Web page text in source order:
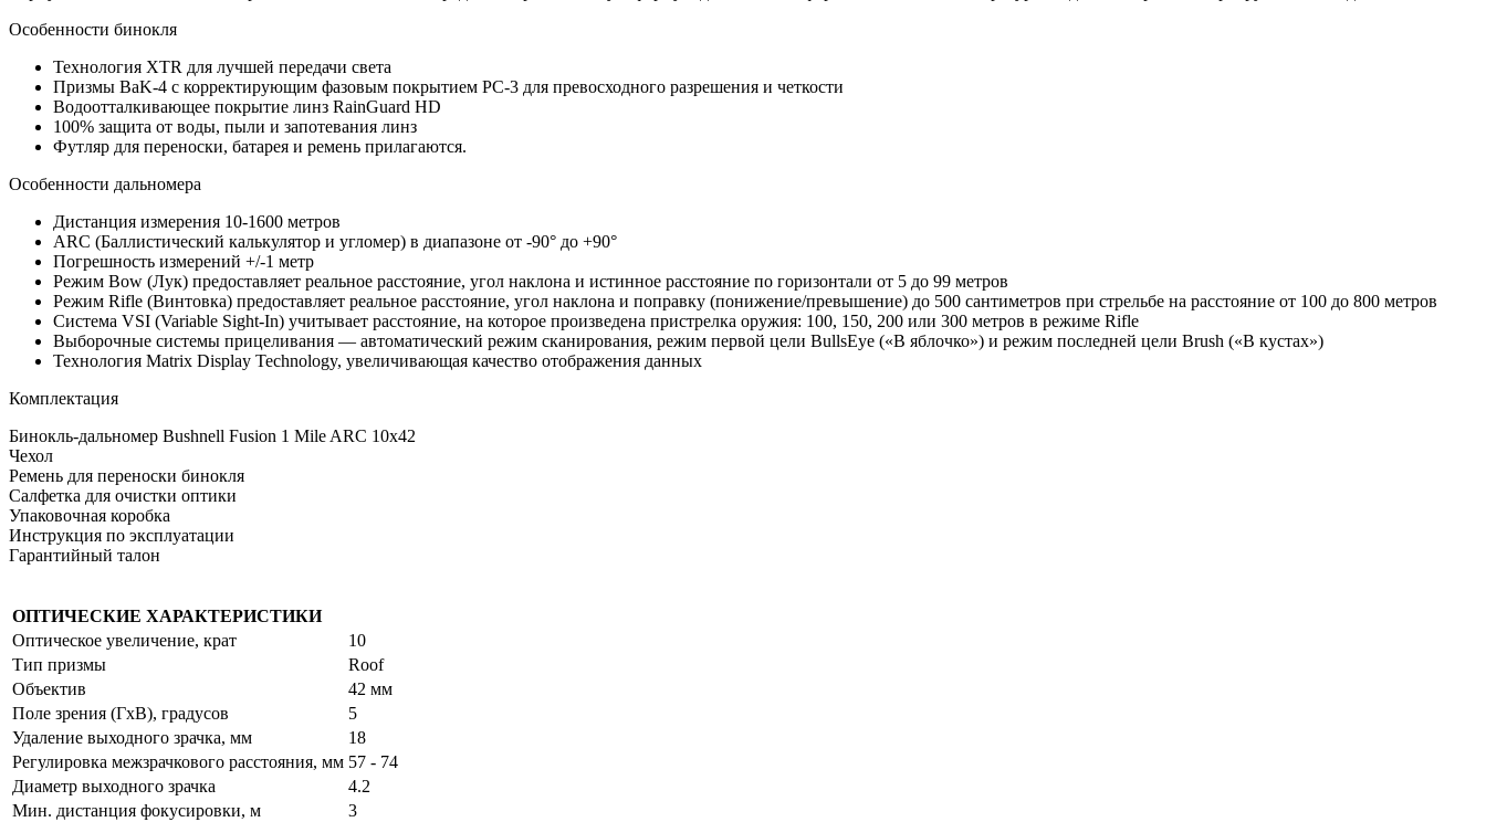
Особенности бинокля
Технология XTR для лучшей передачи света
Призмы BaK-4 c корректирующим фазовым покрытием PC-3 для превосходного разрешения и четкости
Водоотталкивающее покрытие линз RainGuard HD
100% защита от воды, пыли и запотевания линз
Футляр для переноски, батарея и ремень прилагаются.
Особенности дальномера
Дистанция измерения 10-1600 метров
ARC (Баллистический калькулятор и угломер) в диапазоне от -90° до +90°
Погрешность измерений +/-1 метр
Режим Bow (Лук) предоставляет реальное расстояние, угол наклона и истинное расстояние по горизонтали от 5 до 99 метров
Режим Rifle (Винтовка) предоставляет реальное расстояние, угол наклона и поправку (понижение/превышение) до 500 сантиметров при стрельбе на расстояние от 100 до 800 метров
Система VSI (Variable Sight-In) учитывает расстояние, на которое произведена пристрелка оружия: 100, 150, 200 или 300 метров в режиме Rifle
Выборочные системы прицеливания — автоматический режим сканирования, режим первой цели BullsEye («В яблочко») и режим последней цели Brush («В кустах»)
Технология Matrix Display Technology, увеличивающая качество отображения данных
Комплектация
Бинокль-дальномер Bushnell Fusion 1 Mile ARC 10x42
Чехол
Ремень для переноски бинокля
Салфетка для очистки оптики
Упаковочная коробка
Инструкция по эксплуатации
Гарантийный талон
ОПТИЧЕСКИЕ ХАРАКТЕРИСТИКИ
Оптическое увеличение, крат
10
Тип призмы
Roof
Объектив
42 мм
Поле зрения (ГхВ), градусов
5
Удаление выходного зрачка, мм
18
Регулировка межзрачкового расстояния, мм 57 - 74
Диаметр выходного зрачка
4.2
Мин. дистанция фокусировки, м
3